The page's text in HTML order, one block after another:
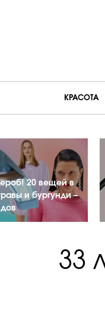
КРАСОТА
20 вещей в
и бургунди –
33